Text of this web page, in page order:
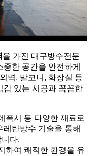
을 가진 대구방수전문
한 공간을 안전하게
벽, 발코니, 화장실 등
감 있는 시공과 꼼꼼한
폭시 등 다양한 재료로
탄방수 기술을 통해
다.
하여 쾌적한 환경을 유